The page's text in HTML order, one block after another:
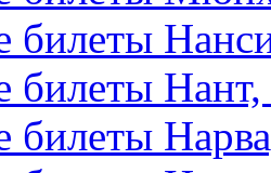
билеты
билеты
билеты